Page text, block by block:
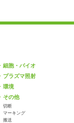
細胞・バイオ
プラズマ照射
環境
その他
切断
マーキング
搬送